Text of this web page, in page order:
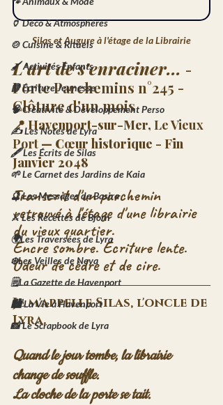
🏺 Déco & Atmosphères
🍲 Cuisine & Rituels
🖌️ Activités Enfants
📘 Écriture Jeunesse
🧠 Créativité & Développement Perso
✍️ Les Notes de Lyra
🖋️ Les Écrits de Silas
🌱 Le Carnet des Jardins de Kaia
🔮 Les Messages de Basira
⚔️ Les Recettes de Bjorn
🌍Les Traversées de Lyra
❄️Les Veilles de Neva
🗒️La Gazette de Havenport
🏙️ La Vie à Havenport
📸 Le Scrapbook de Lyra
Silas et Augure à l'étage de la Librairie
L'art de s'enraciner... -
Porte Parchemins n°245 -
Clôture d'un mois
📍 Havenport-sur-Mer, Le Vieux
Port — Cœur historique - Fin
Janvier 2048
Transcrit d'un parchemin
retrouvé à l'étage d'une librairie
du vieux quartier.
Encre sombre. Écriture lente.
Odeur de cèdre et de cire.
Je m'appelle Silas, l'oncle de
Lyra.
Quand le jour tombe, la librairie
change de souffle.
La cloche de la porte se tait.